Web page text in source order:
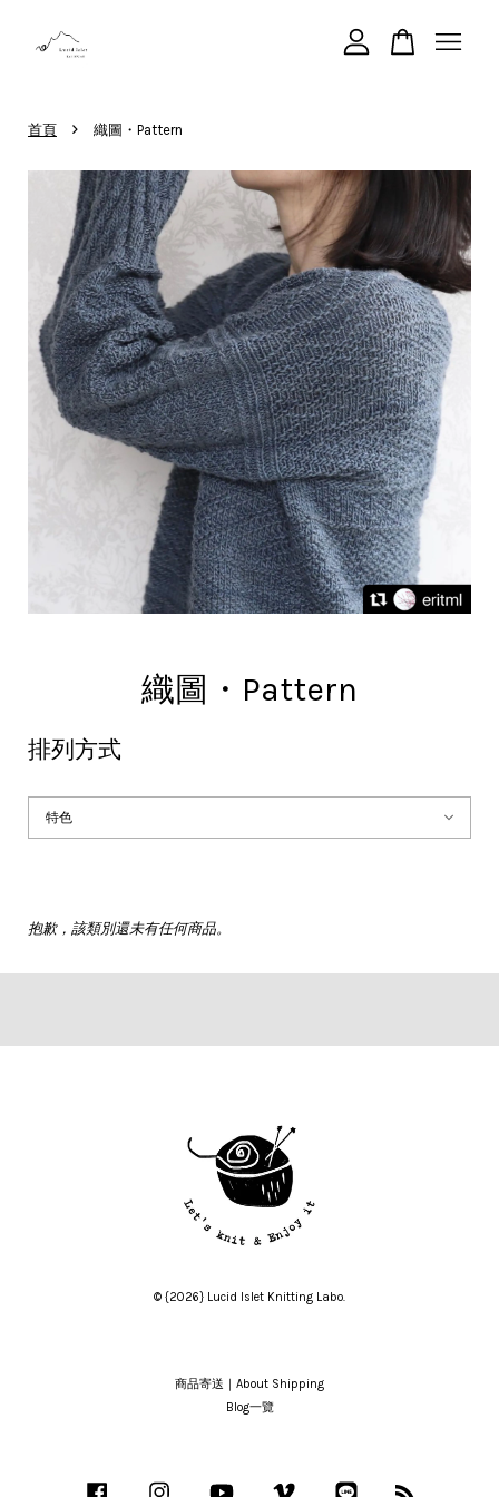
首頁 › 織圖・Pattern
織圖・Pattern
排列方式
抱歉，該類別還未有任何商品。
© {2026} Lucid Islet Knitting Labo.
商品寄送｜About Shipping
Blog一覽
Facebook Instagram YouTube
您的購物車目前還是空的。
繼續購物